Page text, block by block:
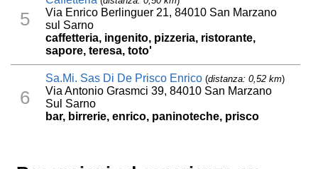
5
Via Enrico Berlinguer 21, 84010 San Marzano
sul Sarno
caffetteria, ingenito, pizzeria, ristorante,
sapore, teresa, toto'
6
Sa.Mi. Sas Di De Prisco Enrico (distanza: 0,52 km)
Via Antonio Grasmci 39, 84010 San Marzano
Sul Sarno
bar, birrerie, enrico, paninoteche, prisco